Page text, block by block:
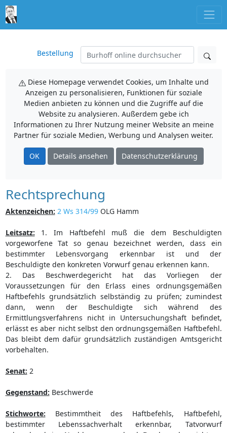
Bestellung
Diese Homepage verwendet Cookies, um Inhalte und
Anzeigen zu personalisieren, Funktionen für soziale
Medien anbieten zu können und die Zugriffe auf die
Website zu analysieren. Außerdem gebe ich
Informationen zu Ihrer Nutzung meiner Website an meine
Partner für soziale Medien, Werbung und Analysen weiter.
OK Details ansehen Datenschutzerklärung
Rechtsprechung
Aktenzeichen: 2 Ws 314/99OLG Hamm
Leitsatz: 1. Im Haftbefehl muß die dem Beschuldigten
vorgeworfene Tat so genau bezeichnet werden, dass ein
bestimmter Lebensvorgang erkennbar ist und der
Beschuldigte den konkreten Vorwurf genau erkennen kann.
2. Das Beschwerdegericht hat das Vorliegen der
Voraussetzungen für den Erlass eines ordnungsgemäßen
Haftbefehls grundsätzlich selbständig zu prüfen; zumindest
dann, wenn der Beschuldigte sich während des
Ermittlungsverfahrens nicht in Untersuchungshaft befindet,
erlässt es aber nicht selbst den ordnungsgemäßen Haftbefehl.
Das bleibt dem dafür grundsätzlich zuständigen Amtsgericht
vorbehalten.
Senat: 2
Gegenstand: Beschwerde
Stichworte: Bestimmtheit des Haftbefehls, Haftbefehl,
bestimmter Lebenssachverhalt erkennbar, Tatvorwurf